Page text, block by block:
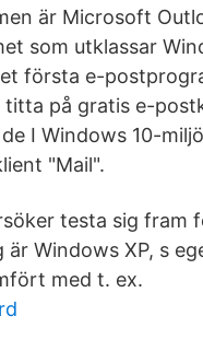
är Microsoft
som utklassar
första e-
titta på gratis e-
I Windows 10-
"Mail".
testa sig fram
Windows XP, s
med t. ex.